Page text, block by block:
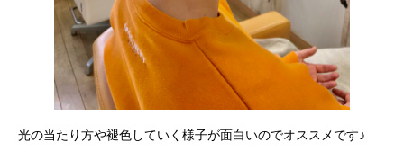
光の当たり方や褪色していく様子が面白いのでオススメです♪